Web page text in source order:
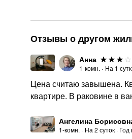
Отзывы о другом
Анна
1-комн. · На 1
Цена считаю завышена.
квартире. В раковине в
Ангелина
1-комн. · На 2 суток · Год